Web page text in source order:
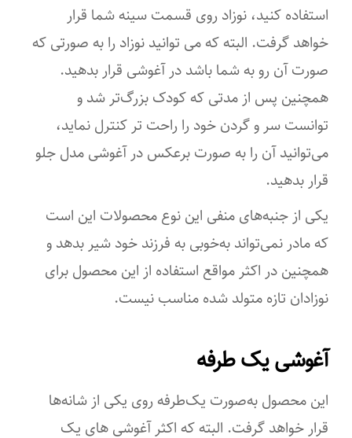
استفاده کنید، نوزاد روی قسمت سینه شما قرار
خواهد گرفت. البته که می ‌توانید نوزاد را به صورتی که
صورت آن رو به شما باشد در آغوشی قرار بدهید.
همچنین پس ‌از مدتی که کودک بزرگ‌تر شد و
توانست سر و گردن خود را راحت تر کنترل نماید،
می‌توانید آن را به ‌صورت برعکس در آغوشی مدل جلو
قرار بدهید.
یکی از جنبه‌های منفی این نوع محصولات این است
که مادر نمی‌تواند به‌خوبی به فرزند خود شیر بدهد و
همچنین در اکثر مواقع استفاده از این محصول برای
نوزادان تازه متولد شده مناسب نیست.
آغوشی یک طرفه
این محصول به‌صورت یک‌طرفه روی یکی از شانه‌ها
قرار خواهد گرفت. البته که اکثر آغوشی های یک